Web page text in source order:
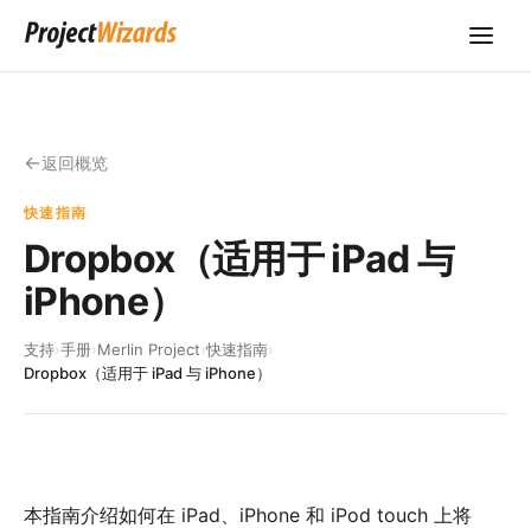
返回概览
快速指南
Dropbox（适用于 iPad 与
iPhone）
支持›手册›Merlin Project›快速指南›
Dropbox（适用于 iPad 与 iPhone）
本指南介绍如何在 iPad、iPhone 和 iPod touch 上将